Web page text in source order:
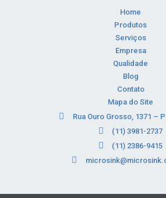
Home
Produtos
Serviços
Empresa
Qualidade
Blog
Contato
Mapa do Site
Rua Ouro Grosso, 1371 –
(11) 3981-2737
(11) 2386-9415